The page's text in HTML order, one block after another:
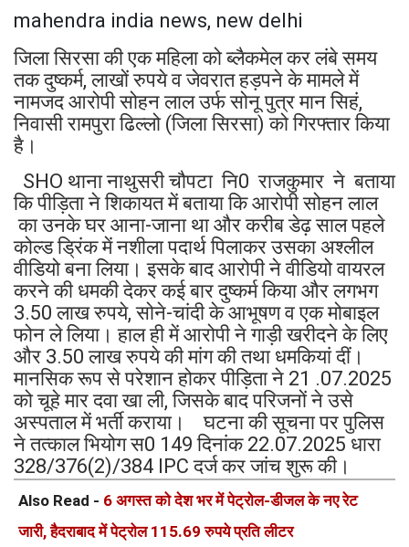
mahendra india news, new delhi
जिला सिरसा की एक महिला को ब्लैकमेल कर लंबे समय
तक दुष्कर्म, लाखों रुपये व जेवरात हड़पने के मामले में
नामजद आरोपी सोहन लाल उर्फ सोनू पुत्र मान सिहं,
निवासी रामपुरा ढिल्लो (जिला सिरसा) को गिरफ्तार किया
है।
SHO थाना नाथुसरी चौपटा नि0 राजकुमार ने बताया
कि पीड़िता ने शिकायत में बताया कि आरोपी सोहन लाल
का उनके घर आना-जाना था और करीब डेढ़ साल पहले
कोल्ड ड्रिंक में नशीला पदार्थ पिलाकर उसका अश्लील
वीडियो बना लिया। इसके बाद आरोपी ने वीडियो वायरल
करने की धमकी देकर कई बार दुष्कर्म किया और लगभग
3.50 लाख रुपये, सोने-चांदी के आभूषण व एक मोबाइल
फोन ले लिया। हाल ही में आरोपी ने गाड़ी खरीदने के लिए
और 3.50 लाख रुपये की मांग की तथा धमकियां दीं।
मानसिक रूप से परेशान होकर पीड़िता ने 21 .07.2025
को चूहे मार दवा खा ली, जिसके बाद परिजनों ने उसे
अस्पताल में भर्ती कराया। घटना की सूचना पर पुलिस
ने तत्काल भियोग स0 149 दिनांक 22.07.2025 धारा
328/376(2)/384 IPC दर्ज कर जांच शुरू की।
Also Read - 6 अगस्त को देश भर में पेट्रोल-डीजल के नए रेट
जारी, हैदराबाद में पेट्रोल 115.69 रुपये प्रति लीटर